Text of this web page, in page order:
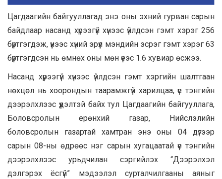
Цагдаагийн байгууллагад энэ оны эхний гурван сарын
байдлаар насанд хүрээгүй хүнээс үйлдсэн гэмт хэрэг 256
бүртгэгдэж, үүнээс хүний эрүүл мэндийн эсрэг гэмт хэрэг 63
бүртгэгдсэн нь өмнөх оны мөн үеэс 1.6 хувиар өсжээ.
Насанд хүрээгүй хүнээс үйлдсэн гэмт хэргийн шалтгаан
нөхцөл нь хоорондын таарамжгүй харилцаа, үе тэнгийн
дээрэлхлээс үүдэлтэй байх тул Цагдаагийн байгууллага,
Боловсролын ерөнхий газар, Нийслэлийн
боловсролын газартай хамтран энэ оны 04 дүгээр
сарын 08-ны өдрөөс нэг сарын хугацаатай үе тэнгийн
дээрэлхлээс урьдчилан сэргийлэх “Дээрэлхэл
дэлгэрэх ёсгүй” мэдээлэл сурталчилгааны аяныг